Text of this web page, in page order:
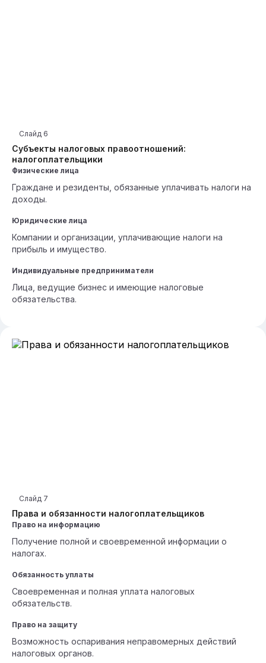
Субъекты налоговых правоотношений:
налогоплательщики
Слайд 6
Физические лица
Граждане и резиденты, обязанные уплачивать налоги на
доходы.
Юридические лица
Компании и организации, уплачивающие налоги на
прибыль и имущество.
Индивидуальные предприниматели
Лица, ведущие бизнес и имеющие налоговые
обязательства.
Права и обязанности налогоплательщиков
Слайд 7
Право на информацию
Получение полной и своевременной информации о
налогах.
Обязанность уплаты
Своевременная и полная уплата налоговых
обязательств.
Право на защиту
Возможность оспаривания неправомерных действий
налоговых органов.